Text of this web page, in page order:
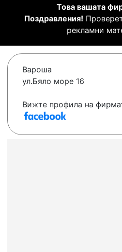
Това вашата
Поздравления!
рекламни
Вароша
ул.Бяло море 16
Вижте профила на